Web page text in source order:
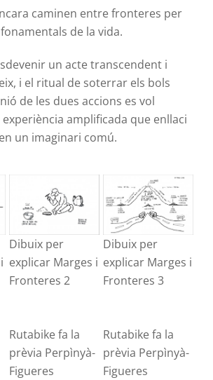
caminen entre fronteres per
de la vida.
un acte transcendent i
i el ritual de soterrar els bols
de les dues accions es vol
amplificada que enllaci
un imaginari comú.
Dibuix per
explicar Marges i
Fronteres 2
Dibuix per
explicar Marges i
Fronteres 3
Rutabike fa la
prèvia Perpìnyà-
Figueres
Rutabike fa la
prèvia Perpìnyà-
Figueres